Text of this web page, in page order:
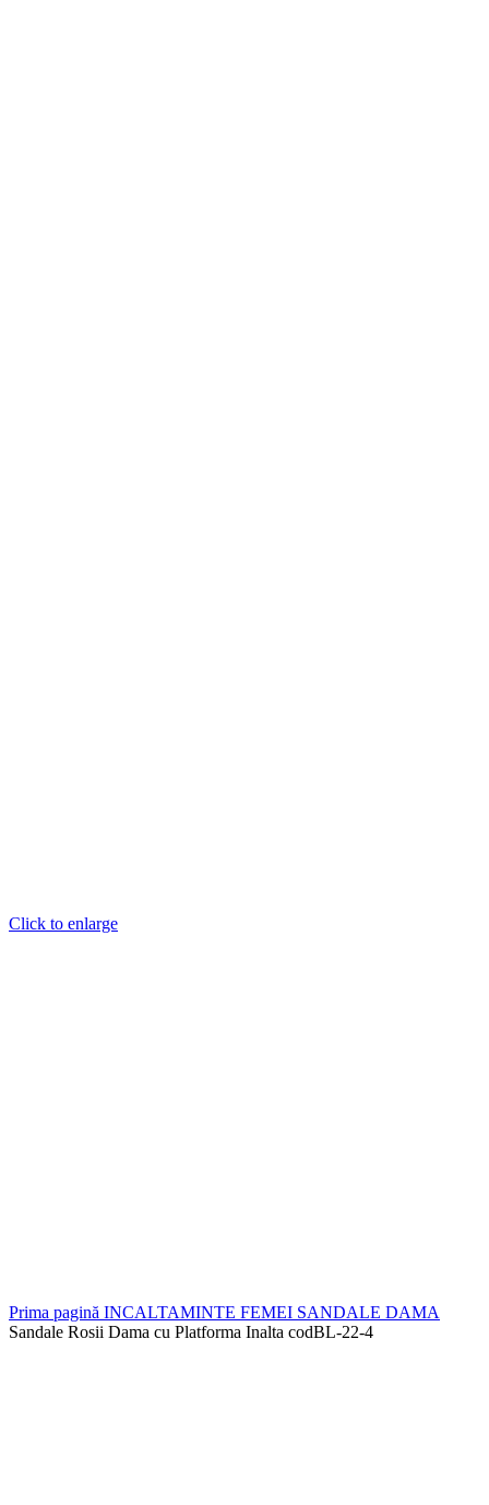
Click to enlarge
Prima pagină INCALTAMINTE FEMEI SANDALE DAMA
Sandale Rosii Dama cu Platforma Inalta codBL-22-4